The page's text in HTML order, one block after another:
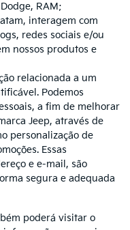
RAM;
interagem com
redes sociais e/ou
nossos produtos e
relacionada a um
Podemos
a fim de melhorar
Jeep, através de
personalização de
Essas
e e-mail, são
segura e adequada
poderá visitar o